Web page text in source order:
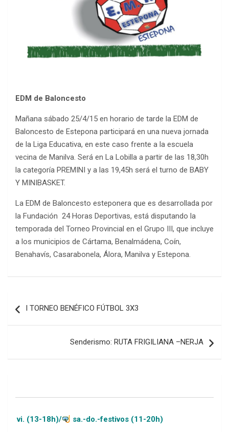
EDM de Baloncesto
Mañana sábado 25/4/15 en horario de tarde la EDM de
Baloncesto de Estepona participará en una nueva jornada
de la Liga Educativa, en este caso frente a la escuela
vecina de Manilva. Será en La Lobilla a partir de las 18,30h
la categoría PREMINI y a las 19,45h será el turno de BABY
Y MINIBASKET.
La EDM de Baloncesto esteponera que es desarrollada por
la Fundación 24 Horas Deportivas, está disputando la
temporada del Torneo Provincial en el Grupo III, que incluye
a los municipios de Cártama, Benalmádena, Coín,
Benahavís, Casarabonela, Álora, Manilva y Estepona.
de
I TORNEO BENÉFICO FÚTBOL 3X3
Senderismo: RUTA FRIGILIANA –NERJA
18h)/ sa.-do.-festivos (11-20h)